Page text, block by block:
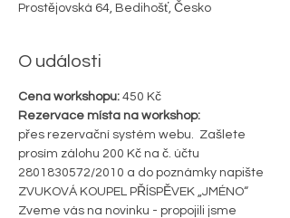
Prostějovská 64, Bedihošť, Česko
O události
Cena workshopu: 450 Kč
Rezervace místa na workshop:
přes rezervační systém webu.  Zašlete
prosím zálohu 200 Kč na č. účtu
2801830572/2010 a do poznámky napište
ZVUKOVÁ KOUPEL PŘÍSPĚVEK „JMÉNO“
Zveme vás na novinku - propojili jsme